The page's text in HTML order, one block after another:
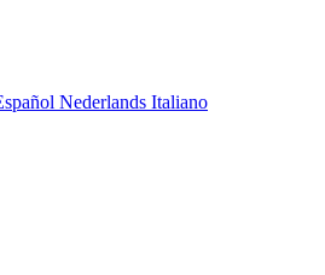
Nederlands Italiano